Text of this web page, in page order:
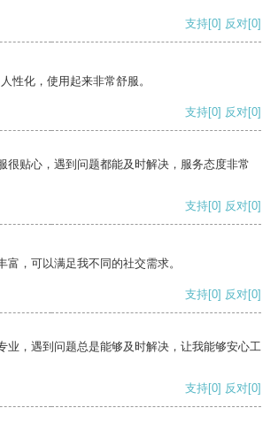
支持[0] 反对[0]
性化，使用起来非常舒服。
支持[0] 反对[0]
很贴心，遇到问题都能及时解决，服务态度非常
支持[0] 反对[0]
富，可以满足我不同的社交需求。
支持[0] 反对[0]
业，遇到问题总是能够及时解决，让我能够安心工
支持[0] 反对[0]